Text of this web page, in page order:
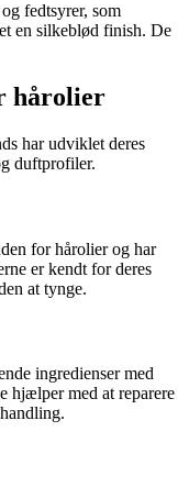
fedtsyrer, som
en silkeblød finish. De
hårolier
har udviklet deres
duftprofiler.
for hårolier og har
er kendt for deres
at tynge.
ingredienser med
hjælper med at reparere